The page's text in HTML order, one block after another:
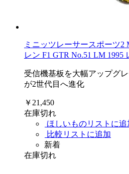
ミニッツレーサースポーツ2
レン F1 GTR No.51 LM 1995
受信機基板を大幅アップグ
が2世代目へ進化
￥21,450
在庫切れ
ほしいものリストに追
比較リストに追加
新着
在庫切れ